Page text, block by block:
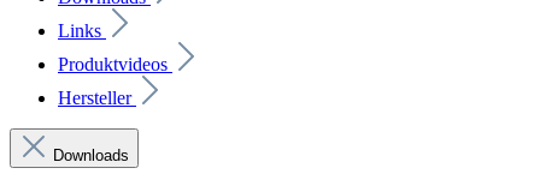
Links
Produktvideos
Hersteller
Downloads